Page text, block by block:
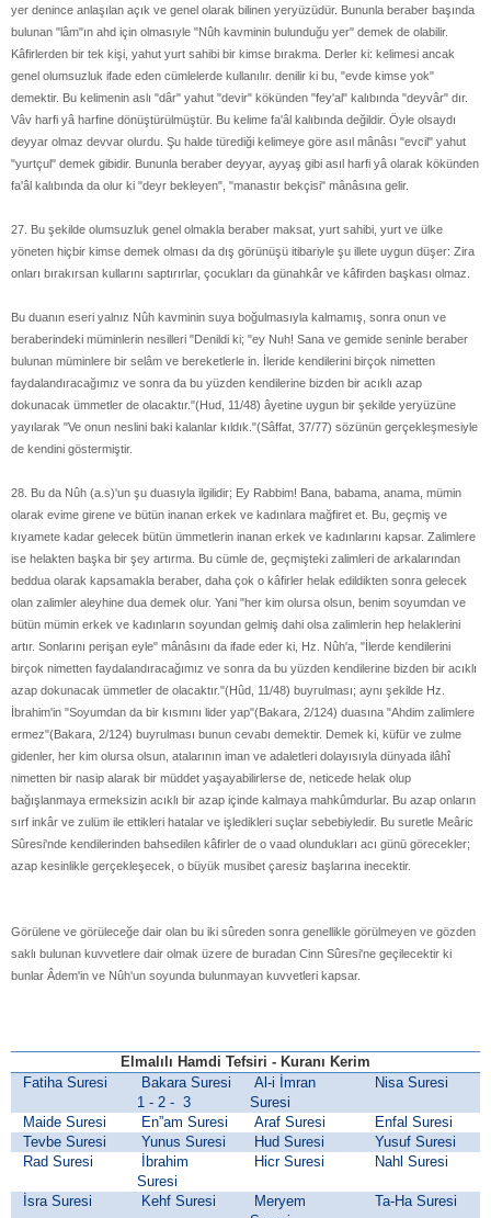
yer denince anlaşılan açık ve genel olarak bilinen yeryüzüdür. Bununla beraber başında
bulunan "lâm"ın ahd için olmasıyle "Nûh kavminin bulunduğu yer" demek de olabilir.
Kâfirlerden bir tek kişi, yahut yurt sahibi bir kimse bırakma. Derler ki: kelimesi ancak
genel olumsuzluk ifade eden cümlelerde kullanılır. denilir ki bu, "evde kimse yok"
demektir. Bu kelimenin aslı "dâr" yahut "devir" kökünden "fey'al" kalıbında "deyvâr" dır.
Vâv harfi yâ harfine dönüştürülmüştür. Bu kelime fa'âl kalıbında değildir. Öyle olsaydı
deyyar olmaz devvar olurdu. Şu halde türediği kelimeye göre asıl mânâsı "evcil" yahut
"yurtçul" demek gibidir. Bununla beraber deyyar, ayyaş gibi asıl harfi yâ olarak kökünden
fa'âl kalıbında da olur ki "deyr bekleyen", "manastır bekçisi" mânâsına gelir.
27. Bu şekilde olumsuzluk genel olmakla beraber maksat, yurt sahibi, yurt ve ülke
yöneten hiçbir kimse demek olması da dış görünüşü itibariyle şu illete uygun düşer: Zira
onları bırakırsan kullarını saptırırlar, çocukları da günahkâr ve kâfirden başkası olmaz.
Bu duanın eseri yalnız Nûh kavminin suya boğulmasıyla kalmamış, sonra onun ve
beraberindeki müminlerin nesilleri "Denildi ki; "ey Nuh! Sana ve gemide seninle beraber
bulunan müminlere bir selâm ve bereketlerle in. İleride kendilerini birçok nimetten
faydalandıracağımız ve sonra da bu yüzden kendilerine bizden bir acıklı azap
dokunacak ümmetler de olacaktır."(Hud, 11/48) âyetine uygun bir şekilde yeryüzüne
yayılarak "Ve onun neslini baki kalanlar kıldık."(Sâffat, 37/77) sözünün gerçekleşmesiyle
de kendini göstermiştir.
28. Bu da Nûh (a.s)'un şu duasıyla ilgilidir; Ey Rabbim! Bana, babama, anama, mümin
olarak evime girene ve bütün inanan erkek ve kadınlara mağfiret et. Bu, geçmiş ve
kıyamete kadar gelecek bütün ümmetlerin inanan erkek ve kadınlarını kapsar. Zalimlere
ise helakten başka bir şey artırma. Bu cümle de, geçmişteki zalimleri de arkalarından
beddua olarak kapsamakla beraber, daha çok o kâfirler helak edildikten sonra gelecek
olan zalimler aleyhine dua demek olur. Yani "her kim olursa olsun, benim soyumdan ve
bütün mümin erkek ve kadınların soyundan gelmiş dahi olsa zalimlerin hep helaklerini
artır. Sonlarını perişan eyle" mânâsını da ifade eder ki, Hz. Nûh'a, "İlerde kendilerini
birçok nimetten faydalandıracağımız ve sonra da bu yüzden kendilerine bizden bir acıklı
azap dokunacak ümmetler de olacaktır."(Hûd, 11/48) buyrulması; aynı şekilde Hz.
İbrahim'in "Soyumdan da bir kısmını lider yap"(Bakara, 2/124) duasına "Ahdim zalimlere
ermez"(Bakara, 2/124) buyrulması bunun cevabı demektir. Demek ki, küfür ve zulme
gidenler, her kim olursa olsun, atalarının iman ve adaletleri dolayısıyla dünyada ilâhî
nimetten bir nasip alarak bir müddet yaşayabilirlerse de, neticede helak olup
bağışlanmaya ermeksizin acıklı bir azap içinde kalmaya mahkûmdurlar. Bu azap onların
sırf inkâr ve zulüm ile ettikleri hatalar ve işledikleri suçlar sebebiyledir. Bu suretle Meâric
Sûresi'nde kendilerinden bahsedilen kâfirler de o vaad olundukları acı günü görecekler;
azap kesinlikle gerçekleşecek, o büyük musibet çaresiz başlarına inecektir.
Görülene ve görüleceğe dair olan bu iki sûreden sonra genellikle görülmeyen ve gözden
saklı bulunan kuvvetlere dair olmak üzere de buradan Cinn Sûresi'ne geçilecektir ki
bunlar Âdem'in ve Nûh'un soyunda bulunmayan kuvvetleri kapsar.
Elmalılı Hamdi Tefsiri - Kuranı Kerim
Fatiha Suresi
Bakara Suresi
1 - 2 - 3
Al-i İmran
Suresi
Nisa Suresi
Maide Suresi En”am Suresi Araf Suresi
Enfal Suresi
Tevbe Suresi
Yunus Suresi Hud Suresi
Yusuf Suresi
Rad Suresi
İbrahim
Suresi
Hicr Suresi Nahl Suresi
İsra Suresi Kehf Suresi
Meryem
Ta-Ha Suresi